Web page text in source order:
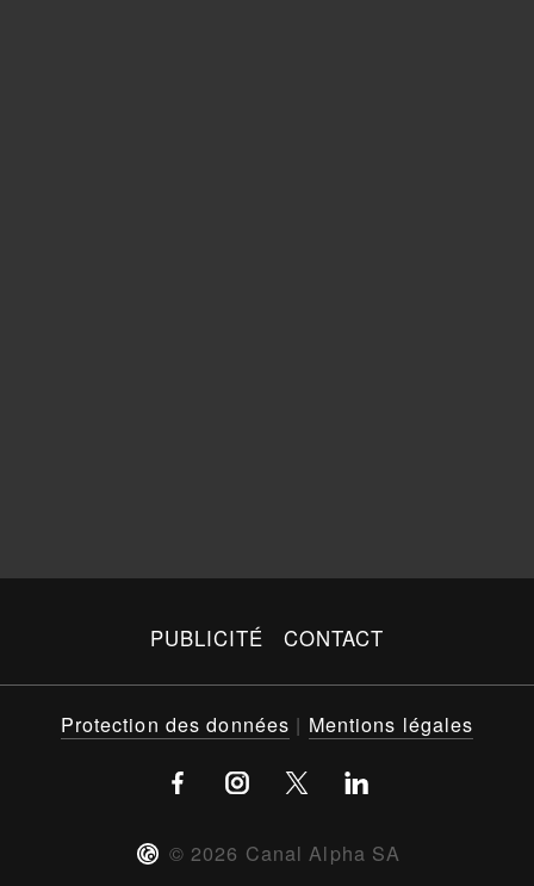
PUBLICITÉ CONTACT
© 2026 Canal Alpha SA
Protection des données | Mentions légales